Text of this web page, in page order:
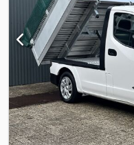
контроль, полная
фары, система контроля